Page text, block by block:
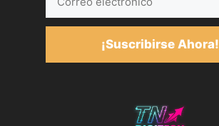
electrónico
¡Suscribirse Ahora!